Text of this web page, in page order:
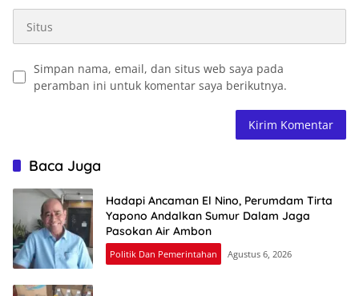
Simpan nama, email, dan situs web saya pada
peramban ini untuk komentar saya berikutnya.
Baca Juga
Hadapi Ancaman El Nino, Perumdam Tirta
Yapono Andalkan Sumur Dalam Jaga
Pasokan Air Ambon
Politik Dan Pemerintahan Agustus 6, 2026